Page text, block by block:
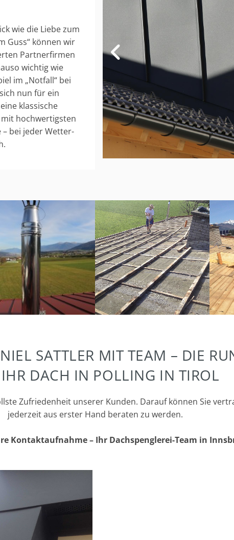
wie die Liebe zum
Guss“ können wir
Partnerfirmen
wichtig wie
im „Notfall“ bei
nun für ein
klassische
hochwertigsten
– bei jeder Wetter-
SATTLER MIT TEAM – DIE
IHR DACH IN POLLING IN TIROL
Zufriedenheit unserer Kunden. Darauf können Sie
jederzeit aus erster Hand beraten zu werden.
Kontaktaufnahme – Ihr Dachspenglerei-Team in